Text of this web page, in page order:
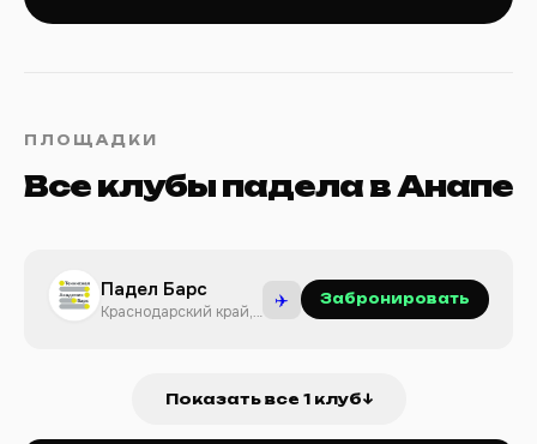
ПЛОЩАДКИ
Все клубы падела в Анапе
Падел Барс
Краснодарский край,
✈️ Забронировать
Показать все 1 клуб↓